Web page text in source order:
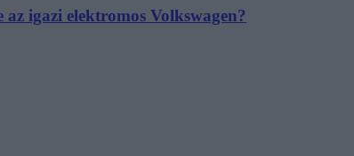
igazi elektromos Volkswagen?